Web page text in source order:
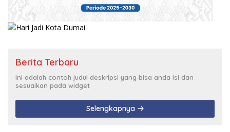
Berita Terbaru
Ini adalah contoh judul deskripsi yang bisa anda isi dan
sesuaikan pada widget
Selengkapnya